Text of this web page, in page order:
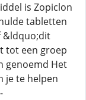
is Zopiclon
tabletten
&ldquo;dit
tot een groep
genoemd Het
je te helpen